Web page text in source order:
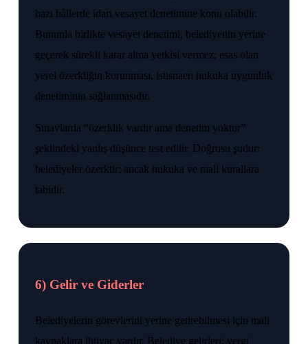
bazı hâllerde idari vesayet denetimine konu olabilir.
Bununla birlikte vesayet denetimi, belediyenin yerine
geçerek sürekli karar alma yetkisi vermez; esas olan
yerel özerkliğin korunması, istisnaen hukuka uygunluk
denetiminin sağlanmasıdır.
Sınavlarda “özerklik vardır ama denetim yoktur”
şeklindeki yanlış düşünce test edilir. Doğrusu şudur:
belediyeler özerktir; ancak hukuka ve mali kurallara
tabidir.
6) Gelir ve Giderler
Belediyelerin görevlerini yerine getirebilmesi için mali
kaynaklara ihtiyaç vardır. Belediye gelirleri; vergi